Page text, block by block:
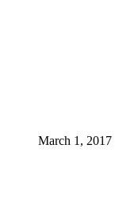
March 1, 2017